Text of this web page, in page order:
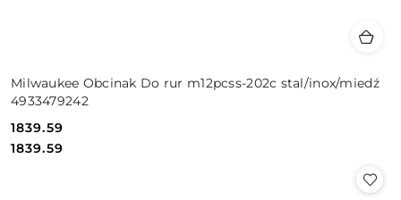
Milwaukee Obcinak Do rur m12pcss-202c stal/inox/miedź
4933479242
Cena:
1839.59
Cena:
1839.59